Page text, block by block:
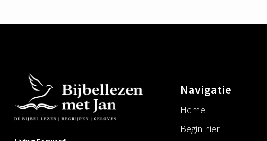
Navigatie
Home
Begin hier